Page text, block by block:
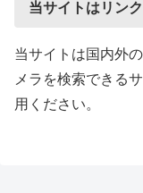
当サイトはリン
当サイトは国内外
メラを検索できる
用ください。